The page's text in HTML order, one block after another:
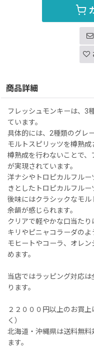
商品詳細
フレッシュモンキーは、3
ています。
具体的には、2種類のグレ
モルトスピリッツを樽熟成
樽熟成を行わないことで
が実現されています。
洋ナシやトロピカルフル
きとしたトロピカルフルー
後味にはクラシックなモ
余韻が感じられます。
クリアで軽やかな口当た
キリやピニャコラーダのよ
モヒートやコーラ、オレ
めます。
当店ではラッピング対応
ります。
２２０００円以上のお買
く）
北海道・沖縄県は送料無
ます。